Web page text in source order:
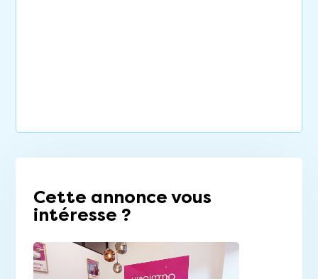
Cette annonce vous
intéresse ?